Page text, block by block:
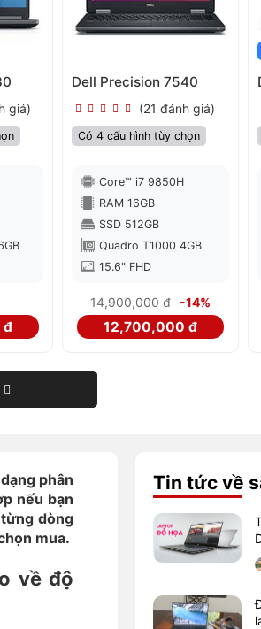
giá)
đ
Dell Precision 7540
(21 đánh giá)
Có 4 cấu hình tùy chọn
Core™ i7 9850H
RAM 16GB
SSD 512GB
Quadro T1000 4GB
15.6" FHD
14,900,000 đ -14%
12,700,000 đ
phân
nếu bạn
dòng
mua.
về độ
Tin tức về